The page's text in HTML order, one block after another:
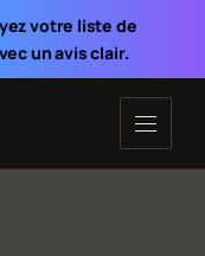
votre liste de
un avis clair.